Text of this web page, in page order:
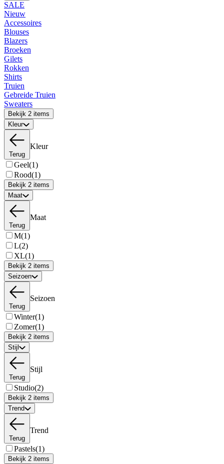
SALE
Nieuw
Accessoires
Blouses
Blazers
Broeken
Gilets
Rokken
Shirts
Truien
Gebreide Truien
Sweaters
Bekijk 2 items
Kleur
Terug
Kleur
Geel(1)
Rood(1)
Bekijk 2 items
Maat
Terug
Maat
M(1)
L(2)
XL(1)
Bekijk 2 items
Seizoen
Terug
Seizoen
Winter(1)
Zomer(1)
Bekijk 2 items
Stijl
Terug
Stijl
Studio(2)
Bekijk 2 items
Trend
Terug
Trend
Pastels(1)
Bekijk 2 items